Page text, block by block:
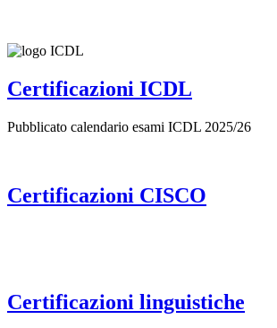
Certificazioni ICDL
Pubblicato calendario esami ICDL 2025/26
Certificazioni CISCO
Certificazioni linguistiche